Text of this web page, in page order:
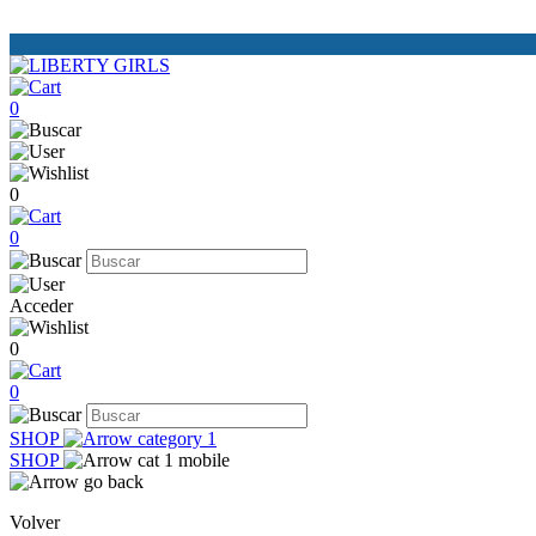
0
0
0
Acceder
0
0
SHOP
SHOP
Volver